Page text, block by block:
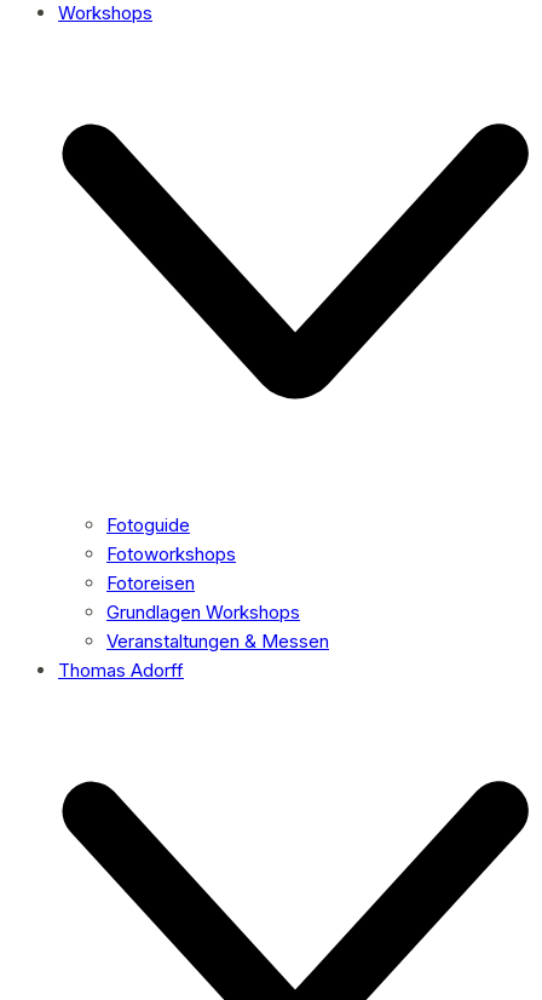
Workshops
Fotoguide
Fotoworkshops
Fotoreisen
Grundlagen Workshops
Veranstaltungen & Messen
Thomas Adorff